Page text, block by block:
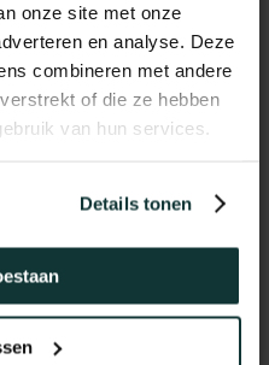
onze site met onze
en analyse. Deze
combineren met andere
of die ze hebben
van hun services.
Details tonen
bij aankoop